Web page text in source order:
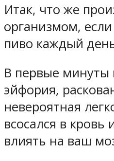
Итак, что же
организмом,
пиво каждый
В первые минуты
эйфория,
невероятная
всосался в кровь
влиять на ваш